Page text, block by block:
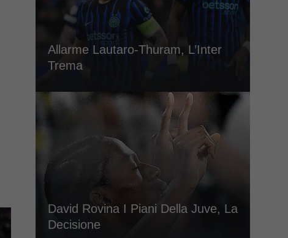
Allarme Lautaro-Thuram, L’Inter
Trema
David Rovina I Piani Della Juve, La
Decisione